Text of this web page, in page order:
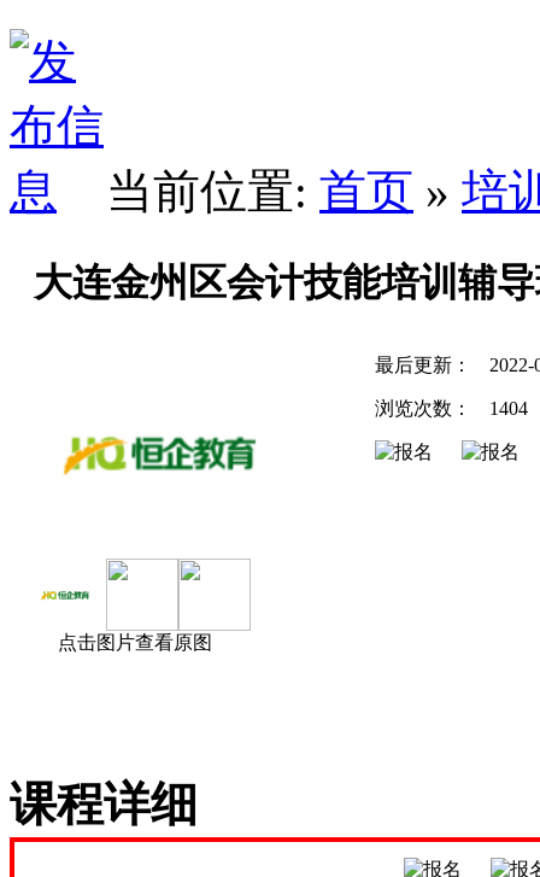
当前位置: 首页 » 培
大连金州区会计技能培训辅
点击图片查看原图
最后更新： 2022-
浏览次数： 1404
课程详细